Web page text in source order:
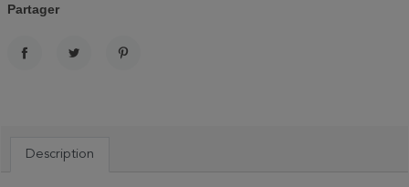
Partager
Description